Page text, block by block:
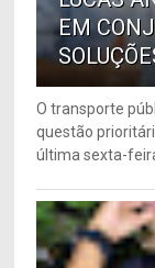
EM
O transporte
questão
última sexta-